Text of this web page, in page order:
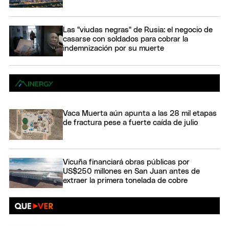
Las "viudas negras" de Rusia: el negocio de
casarse con soldados para cobrar la
indemnización por su muerte
Vaca Muerta aún apunta a las 28 mil etapas
de fractura pese a fuerte caída de julio
Vicuña financiará obras públicas por
US$250 millones en San Juan antes de
extraer la primera tonelada de cobre